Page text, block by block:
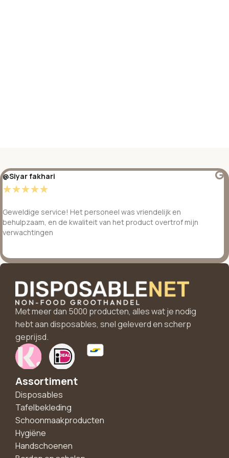
@Siyar fakhari
☆☆☆☆☆
Geweldige service! Het personeel was vriendelijk en
behulpzaam, en de kwaliteit van het product overtrof mijn
verwachtingen
Met meer dan 5000 producten, alles wat je nodig
hebt aan disposables, snel geleverd en scherp
geprijsd.
Assortiment
Disposables
Tafelbekleding
Schoonmaakproducten
Hygiëne
Handschoenen